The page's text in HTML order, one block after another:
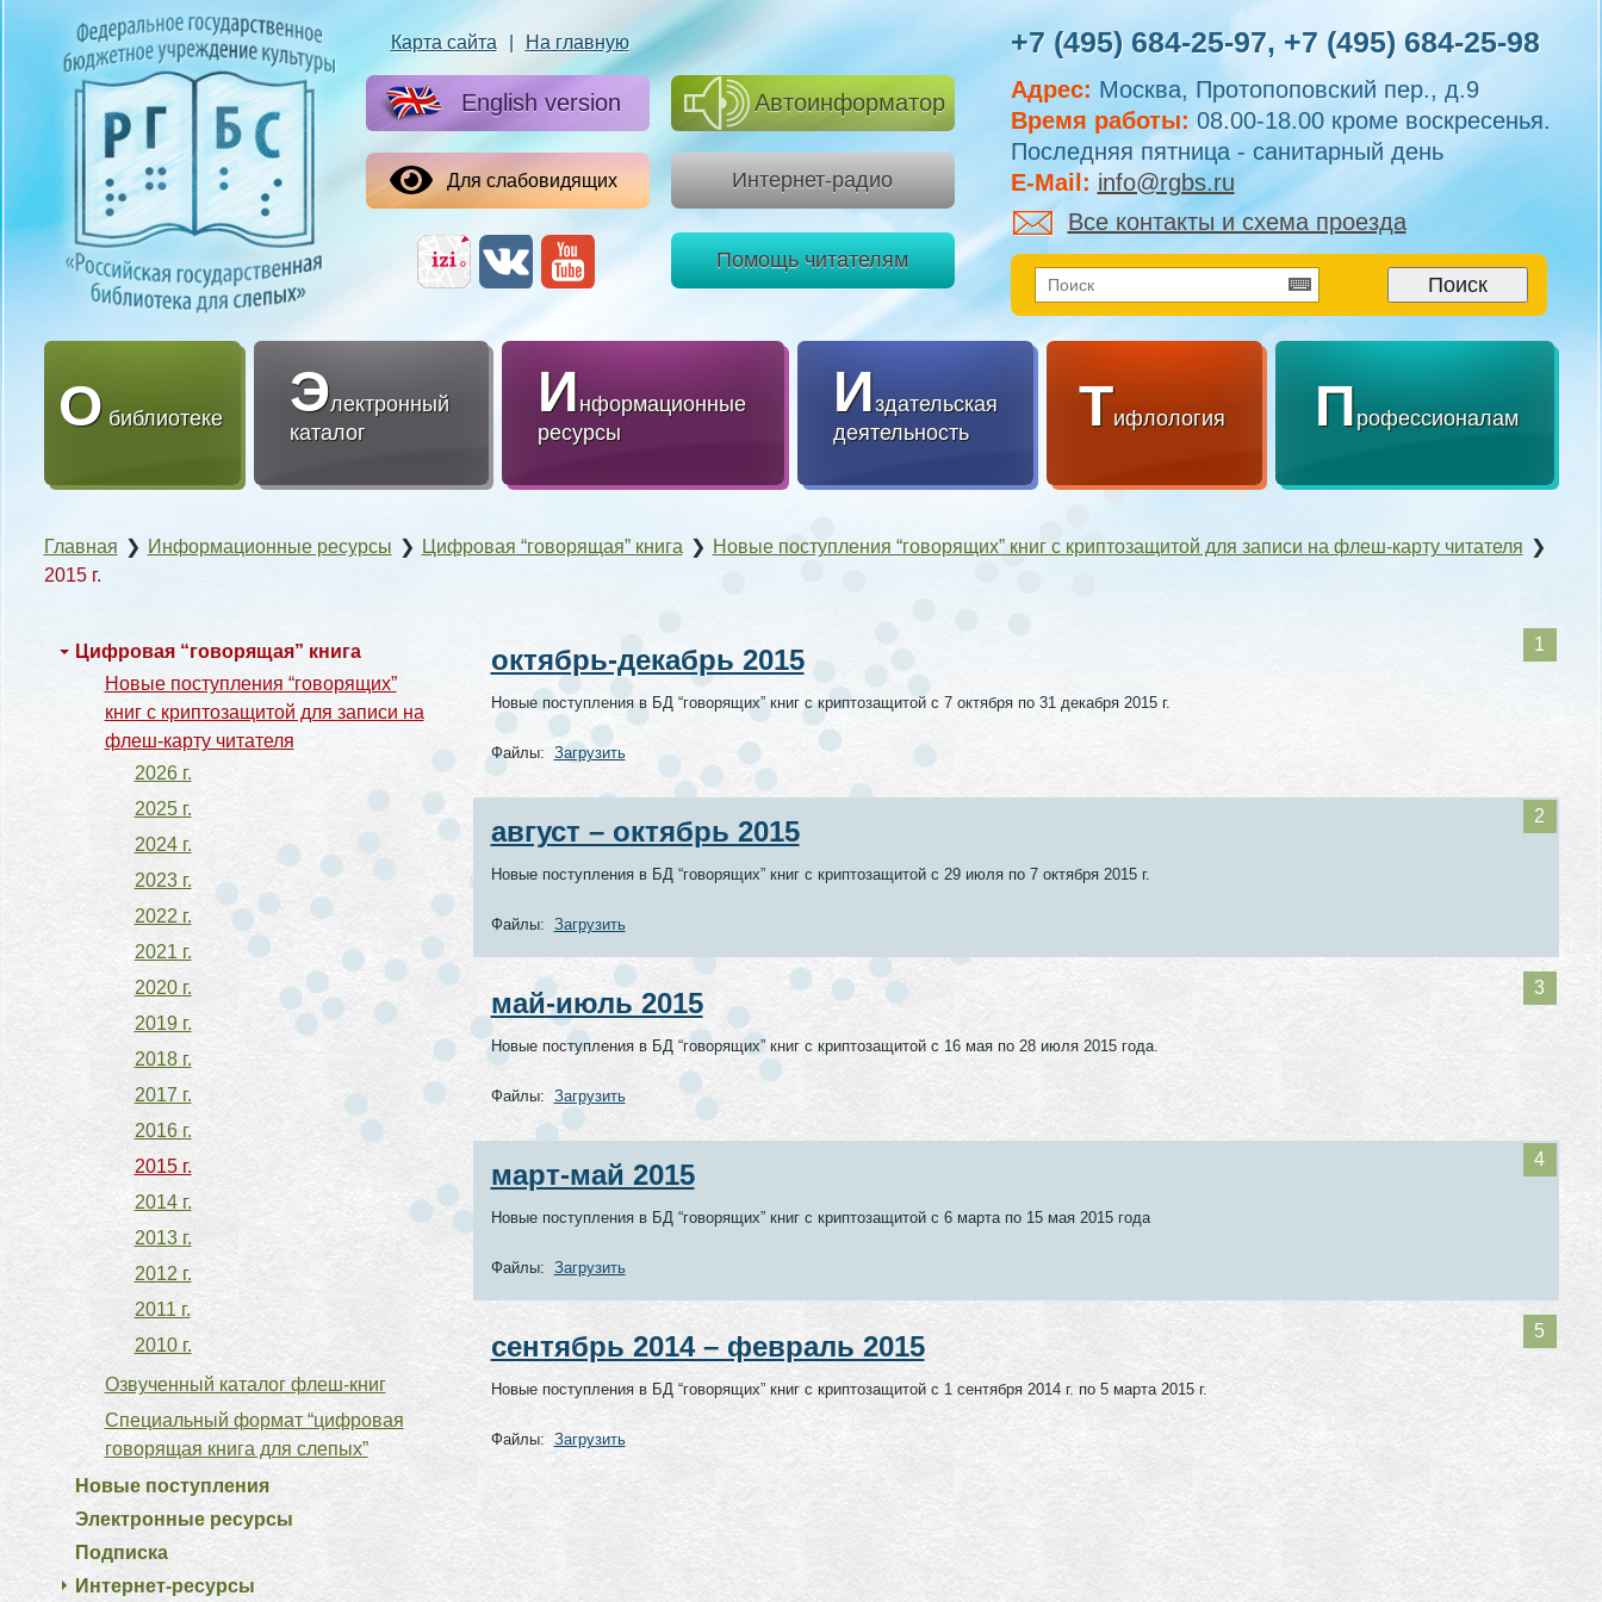
Карта сайта На главную
English version
Для слабовидящих
Автоинформатор
Интернет-радио
Помощь читателям
+7 (495) 684-25-97, +7 (495) 684-25-98
Адрес: Москва, Протопоповский пер., д.9
Время работы: 08.00-18.00 кроме воскресенья.
Последняя пятница - санитарный день
E-Mail: info@rgbs.ru
Все контакты и схема проезда
О библиотеке Электронный
каталог
Информационные
ресурсы
Издательская
деятельность
Тифлология Профессионалам
Главная ❯ Информационные ресурсы ❯ Цифровая “говорящая” книга ❯ Новые поступления “говорящих” книг с криптозащитой для записи на флеш-карту читателя ❯
2015 г.
октябрь-декабрь 2015
Новые поступления в БД “говорящих” книг с криптозащитой с 7 октября по 31 декабря 2015 г.
Файлы: Загрузить
август – октябрь 2015
Новые поступления в БД “говорящих” книг с криптозащитой с 29 июля по 7 октября 2015 г.
Файлы: Загрузить
май-июль 2015
Новые поступления в БД “говорящих” книг с криптозащитой с 16 мая по 28 июля 2015 года.
Файлы: Загрузить
март-май 2015
Новые поступления в БД “говорящих” книг с криптозащитой с 6 марта по 15 мая 2015 года
Файлы: Загрузить
сентябрь 2014 – февраль 2015
Новые поступления в БД “говорящих” книг с криптозащитой с 1 сентября 2014 г. по 5 марта 2015 г.
Файлы: Загрузить
Цифровая “говорящая” книга
Новые поступления “говорящих”
книг с криптозащитой для записи на
флеш-карту читателя
2026 г.
2025 г.
2024 г.
2023 г.
2022 г.
2021 г.
2020 г.
2019 г.
2018 г.
2017 г.
2016 г.
2015 г.
2014 г.
2013 г.
2012 г.
2011 г.
2010 г.
Озвученный каталог флеш-книг
Специальный формат “цифровая
говорящая книга для слепых”
Новые поступления
Электронные ресурсы
Подписка
Интернет-ресурсы